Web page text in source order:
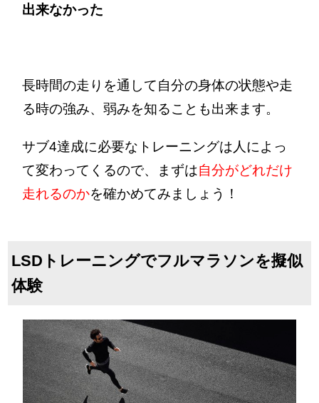
出来なかった
長時間の走りを通して自分の身体の状態や走
る時の強み、弱みを知ることも出来ます。
サブ4達成に必要なトレーニングは人によっ
て変わってくるので、まずは自分がどれだけ
走れるのかを確かめてみましょう！
LSDトレーニングでフルマラソンを擬似
体験